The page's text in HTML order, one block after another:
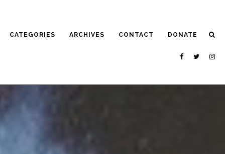
CATEGORIES ARCHIVES CONTACT DONATE